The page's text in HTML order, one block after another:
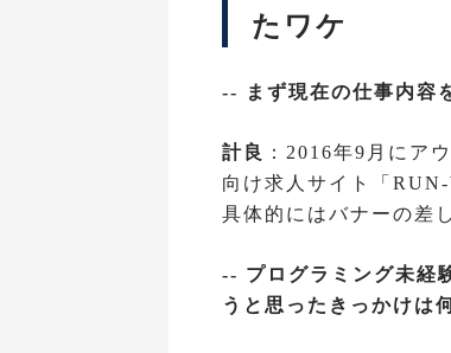
たワケ
-- まず現在の仕事内容
計良
：2016年9月にア
向け求人サイト「
具体的にはバナーの差
-- プログラミング未経
うと思ったきっかけは